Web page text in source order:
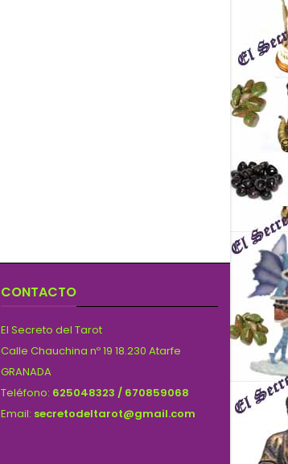
CONTACTO
El Secreto del Tarot
Calle Chauchina nº 19 18.230 Atarfe
GRANADA
Teléfono: 625048323 / 670859068
Email: secretodeltarot@gmail.com